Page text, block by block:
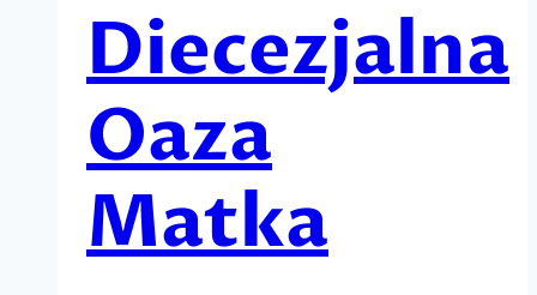
Diecezjalna
Oaza
Matka